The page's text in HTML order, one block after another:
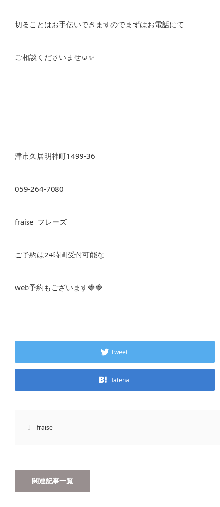
切ることはお手伝いできますのでまずはお電話にて
ご相談くださいませ☺️✨
津市久居明神町1499-36
059-264-7080
fraise フレーズ
ご予約は24時間受付可能な
web予約もございます🍓🍓
Tweet
Hatena
fraise
関連記事一覧